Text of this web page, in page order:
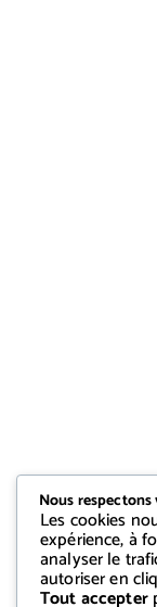
Nous
Les cookies
expérience, à
analyser le
autoriser en
Tout accepter